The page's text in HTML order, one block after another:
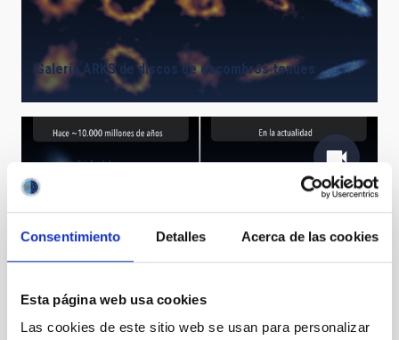
Consentimiento Detalles Acerca de las cookies
Esta página web usa cookies
Las cookies de este sitio web se usan para personalizar
Galería ARKS de discos de escombros tenues
Recreación artística del nacimiento de la Vía Láctea